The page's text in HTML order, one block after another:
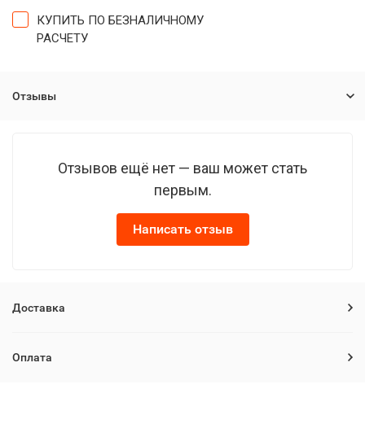
КУПИТЬ ПО БЕЗНАЛИЧНОМУ
РАСЧЕТУ
Отзывы
Отзывов ещё нет — ваш может стать
первым.
Написать отзыв
Доставка
Оплата